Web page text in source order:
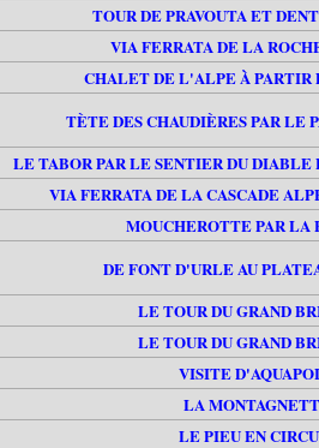
TOUR DE PRAVOUTA ET
VIA FERRATA DE LA
CHALET DE L'ALPE À PARTIR
TÈTE DES CHAUDIÈRES PAR LE
LE TABOR PAR LE SENTIER DU
VIA FERRATA DE LA CASCADE
MOUCHEROTTE PAR LA
DE FONT D'URLE AU
LE TOUR DU GRAND
LE TOUR DU GRAND
VISITE
LA
LE PIEU EN